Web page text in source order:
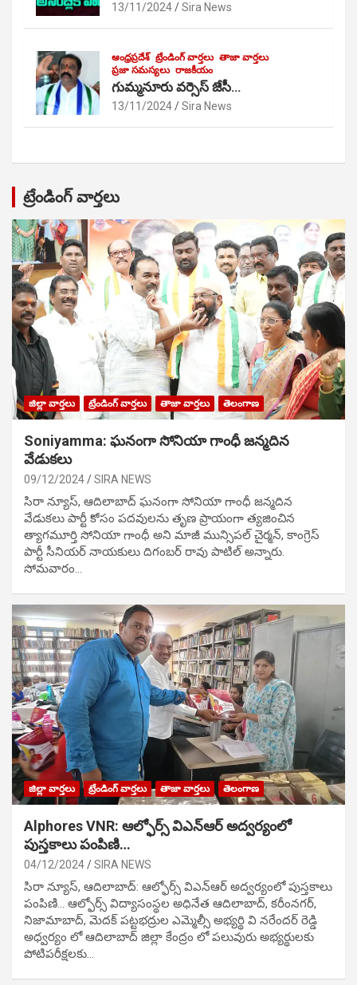
13/11/2024 Sira News
ఆంధ్రప్రదేశ్ ట్రేండింగ్ వార్తలు తాజా వార్తలు
ప్రజా సమస్యలు రాజకీయం
గుమ్మనూరు వర్సెస్ జేసీ…
13/11/2024 Sira News
ట్రేండింగ్ వార్తలు
జిల్లా వార్తలు ట్రేండింగ్ వార్తలు తాజా వార్తలు తెలంగాణ
Soniyamma: ఘ‌నంగా సోనియా గాంధీ జ‌న్మ‌దిన
వేడుక‌లు
09/12/2024 SIRA NEWS
సిరా న్యూస్, ఆదిలాబాద్ ఘ‌నంగా సోనియా గాంధీ జ‌న్మ‌దిన
వేడుక‌లు పార్టీ కోసం ప‌ద‌వుల‌ను తృణ ప్రాయంగా త్య‌జించిన
త్యాగమూర్తి సోనియా గాంధీ అని మాజీ మున్సిప‌ల్ చైర్మ‌న్, కాంగ్రెస్
పార్టీ సీనియ‌ర్ నాయ‌కులు దిగంబ‌ర్ రావు పాటిల్ అన్నారు.
సోమవారం…
జిల్లా వార్తలు ట్రేండింగ్ వార్తలు తాజా వార్తలు తెలంగాణ
Alphores VNR: ఆల్ఫోర్స్ విఎన్ఆర్ అద్వర్యంలో
పుస్తకాలు పంపిణి…
04/12/2024 SIRA NEWS
సిరా న్యూస్, ఆదిలాబాద్: ఆల్ఫోర్స్ విఎన్ఆర్ అద్వర్యంలో పుస్తకాలు
పంపిణి… ఆల్ఫోర్స్ విద్యాసంస్థల అధినేత ఆదిలాబాద్, కరీంనగర్,
నిజామాబాద్, మెదక్ పట్టభద్రుల ఎమ్మెల్సీ అభ్యర్థి వి నరేందర్ రెడ్డి
అధ్వర్యం లో ఆదిలాబాద్ జిల్లా కేంద్రం లో పలువురు అభ్యర్థులకు
పోటిప‌రీక్ష‌ల‌కు…